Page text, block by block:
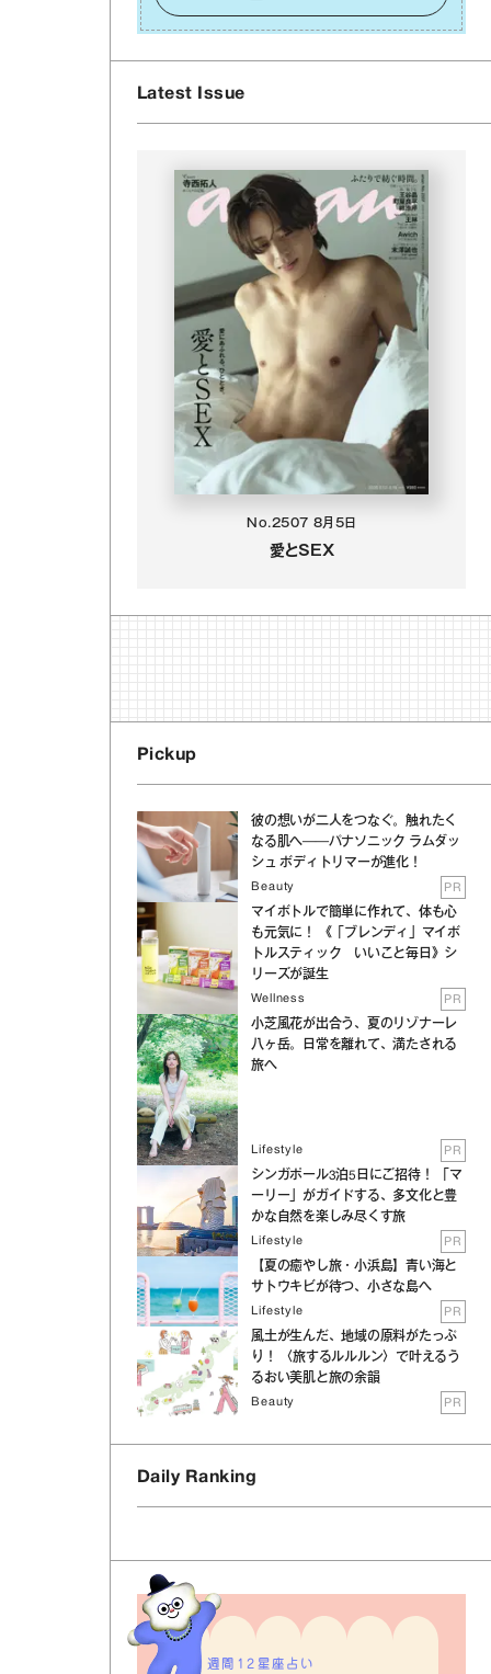
して。⼀⼈⼀⼈の良いところが混ざり合い、ハッピ
ーな未来が形作られていきます。
Latest Issue
No.2507 8月5日
愛とSEX
Pickup
彼の想いが二人をつなぐ。触れたく
なる肌へ──パナソニック ラムダッ
シュ ボディトリマーが進化！
Beauty PR
マイボトルで簡単に作れて、体も心
も元気に！ 《「ブレンディ」マイボ
トルスティック いいこと毎日》シ
リーズが誕生
Wellness PR
小芝風花が出合う、夏のリゾナーレ
八ヶ岳。日常を離れて、満たされる
旅へ
Lifestyle PR
シンガポール3泊5日にご招待！ 「マ
ーリー」がガイドする、多文化と豊
かな自然を楽しみ尽くす旅
Lifestyle PR
【夏の癒やし旅・小浜島】青い海と
サトウキビが待つ、小さな島へ
Lifestyle PR
風土が生んだ、地域の原料がたっぷ
り！ 〈旅するルルルン〉で叶えるう
るおい美肌と旅の余韻
Beauty PR
Daily Ranking
週間12星座占い